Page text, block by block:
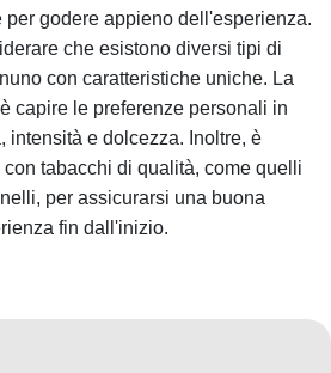
per godere appieno dell'esperienza.
che esistono diversi tipi di
con caratteristiche uniche. La
capire le preferenze personali in
intensità e dolcezza. Inoltre, è
tabacchi di qualità, come quelli
per assicurarsi una buona
fin dall'inizio.